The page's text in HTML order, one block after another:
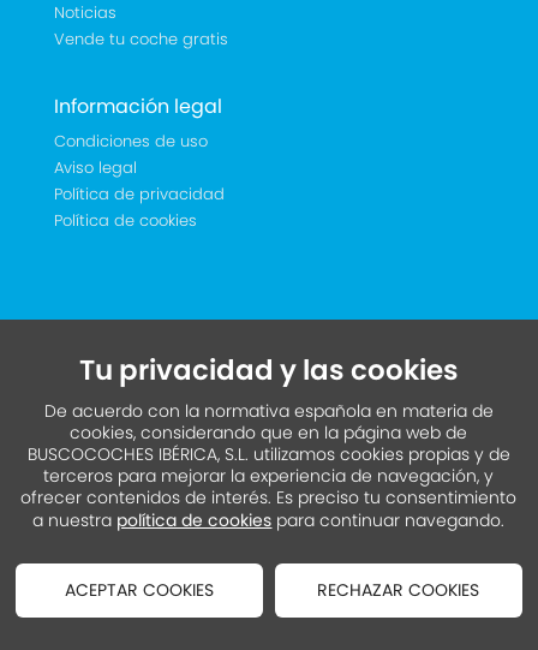
Noticias
Vende tu coche gratis
Información legal
Condiciones de uso
Aviso legal
Política de privacidad
Política de cookies
Tu privacidad y las cookies
De acuerdo con la normativa española en materia de
cookies, considerando que en la página web de
BUSCOCOCHES IBÉRICA, S.L. utilizamos cookies propias y de
terceros para mejorar la experiencia de navegación, y
ofrecer contenidos de interés. Es preciso tu consentimiento
a nuestra política de cookies para continuar navegando.
ACEPTAR COOKIES RECHAZAR COOKIES